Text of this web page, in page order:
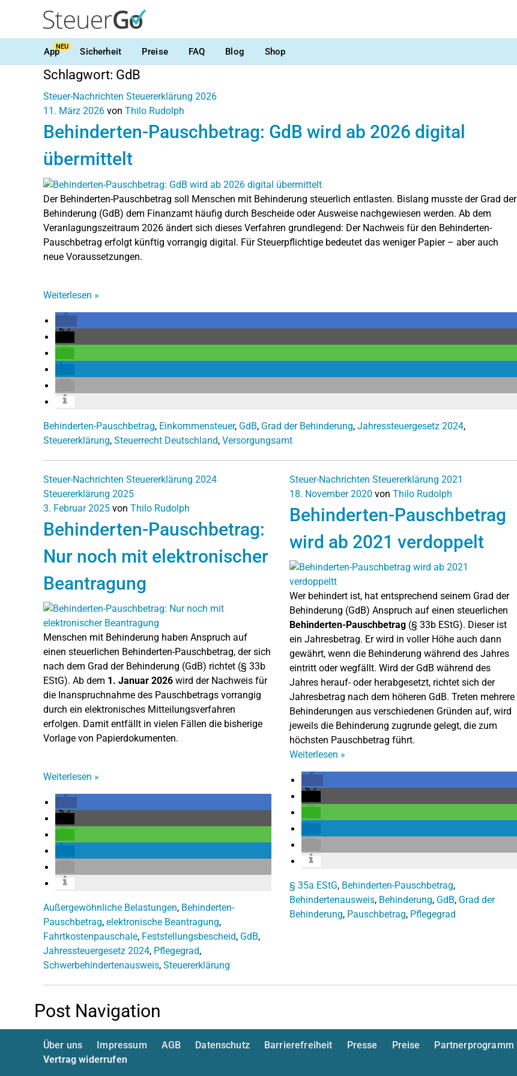
AppNEU Sicherheit Preise FAQ Blog Shop
Schlagwort: GdB
Steuer-Nachrichten Steuererklärung 2026
11. März 2026 von Thilo Rudolph
Behinderten-Pauschbetrag: GdB wird ab 2026 digital
übermittelt
Der Behinderten-Pauschbetrag soll Menschen mit Behinderung steuerlich entlasten. Bislang musste der Grad der
Behinderung (GdB) dem Finanzamt häufig durch Bescheide oder Ausweise nachgewiesen werden. Ab dem
Veranlagungszeitraum 2026 ändert sich dieses Verfahren grundlegend: Der Nachweis für den Behinderten-
Pauschbetrag erfolgt künftig vorrangig digital. Für Steuerpflichtige bedeutet das weniger Papier – aber auch
neue Voraussetzungen.
Weiterlesen »
Behinderten-Pauschbetrag, Einkommensteuer, GdB, Grad der Behinderung, Jahressteuergesetz 2024,
Steuererklärung, Steuerrecht Deutschland, Versorgungsamt
Steuer-Nachrichten Steuererklärung 2024
Steuererklärung 2025
3. Februar 2025 von Thilo Rudolph
Behinderten-Pauschbetrag:
Nur noch mit elektronischer
Beantragung
Menschen mit Behinderung haben Anspruch auf
einen steuerlichen Behinderten-Pauschbetrag, der sich
nach dem Grad der Behinderung (GdB) richtet (§ 33b
EStG). Ab dem 1. Januar 2026 wird der Nachweis für
die Inanspruchnahme des Pauschbetrags vorrangig
durch ein elektronisches Mitteilungsverfahren
erfolgen. Damit entfällt in vielen Fällen die bisherige
Vorlage von Papierdokumenten.
Weiterlesen »
Außergewöhnliche Belastungen, Behinderten-
Pauschbetrag, elektronische Beantragung,
Fahrtkostenpauschale, Feststellungsbescheid, GdB,
Jahressteuergesetz 2024, Pflegegrad,
Schwerbehindertenausweis, Steuererklärung
Steuer-Nachrichten Steuererklärung 2021
18. November 2020 von Thilo Rudolph
Behinderten-Pauschbetrag
wird ab 2021 verdoppelt
Wer behindert ist, hat entsprechend seinem Grad der
Behinderung (GdB) Anspruch auf einen steuerlichen
Behinderten-Pauschbetrag (§ 33b EStG). Dieser ist
ein Jahresbetrag. Er wird in voller Höhe auch dann
gewährt, wenn die Behinderung während des Jahres
eintritt oder wegfällt. Wird der GdB während des
Jahres herauf- oder herabgesetzt, richtet sich der
Jahresbetrag nach dem höheren GdB. Treten mehrere
Behinderungen aus verschiedenen Gründen auf, wird
jeweils die Behinderung zugrunde gelegt, die zum
höchsten Pauschbetrag führt.
Weiterlesen »
§ 35a EStG, Behinderten-Pauschbetrag,
Behindertenausweis, Behinderung, GdB, Grad der
Behinderung, Pauschbetrag, Pflegegrad
Post Navigation
Über uns Impressum AGB Datenschutz Barrierefreiheit Presse Preise
Partnerprogramm
Vertrag widerrufen